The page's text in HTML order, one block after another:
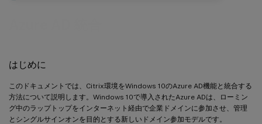
はじめに
このドキュメントでは、Citrix環境をWindows 10のAzure AD機能と統合する
方法について説明します。Windows 10で導入されたAzure ADは、ローミン
グ中のラップトップをインターネット経由で企業ドメインに参加させ、管理
とシングルサインオンを目的とする新しいドメイン参加モデルです。
Citrix Gateway のインストールと構成
Citrix Gateway SAML認証サポートの有効化
エンドツーエンドシステムの検証